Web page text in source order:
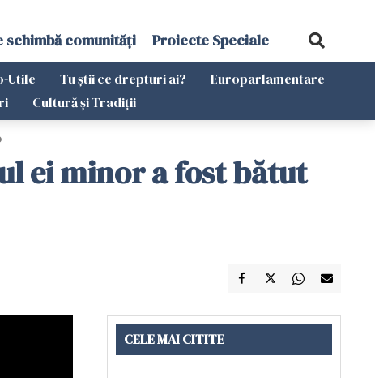
schimbă comunități Proiecte Speciale
Utile Tu știi ce drepturi ai?
Europarlamentare
Cultură și Tradiții
ei minor a fost bătut
CELE MAI CITITE